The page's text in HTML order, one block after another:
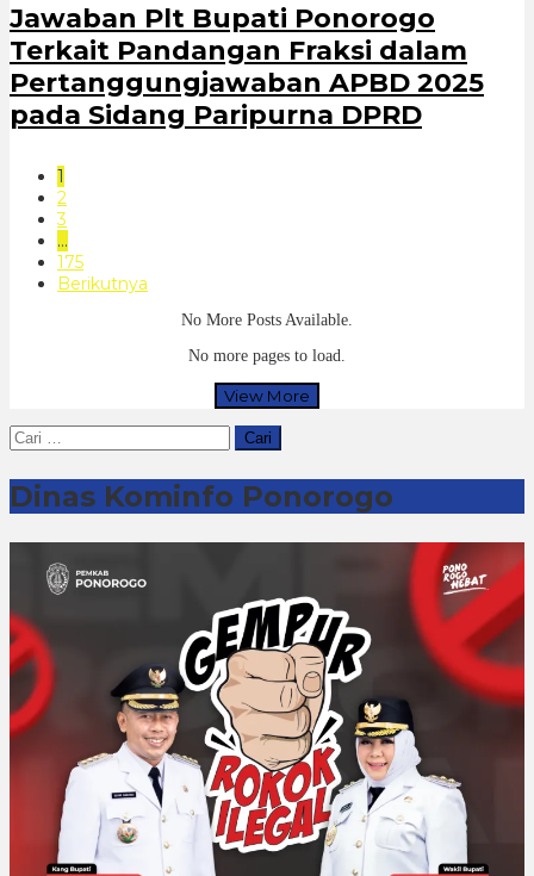
Jawaban Plt Bupati Ponorogo
Terkait Pandangan Fraksi dalam
Pertanggungjawaban APBD 2025
pada Sidang Paripurna DPRD
1
2
3
…
175
Berikutnya
No More Posts Available.
No more pages to load.
View More
Cari
untuk:
Dinas Kominfo Ponorogo